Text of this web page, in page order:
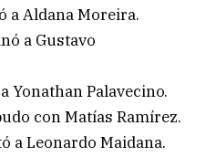
a Aldana Moreira.
a Gustavo
Yonathan Palavecino.
con Matías Ramírez.
a Leonardo Maidana.